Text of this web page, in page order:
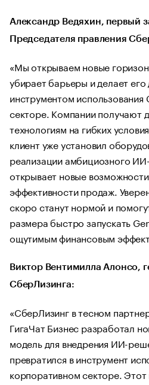
Александр Ведяхин, первый
Председателя правления
«Мы открываем новые
убирает барьеры и делает
инструментом
секторе. Компании получают
технологиям на гибких
клиент уже установил
реализации амбициозного
открывает новые
эффективности продаж.
скоро станут нормой и
размера быстро запускать
ощутимым финансовым
Виктор Вентимилла Алонсо,
СберЛизинга:
«СберЛизинг в тесном
ГигаЧат Бизнес разработал
модель для внедрения ИИ-
превратился в инструмент
корпоративном секторе. Этот